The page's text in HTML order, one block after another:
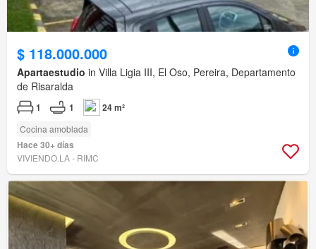
$ 118.000.000
Apartaestudio in Villa Ligia III, El Oso, Pereira, Departamento
de Risaralda
1 1 24 m²
Cocina amoblada
Hace 30+ días
VIVIENDO.LA - RIMC